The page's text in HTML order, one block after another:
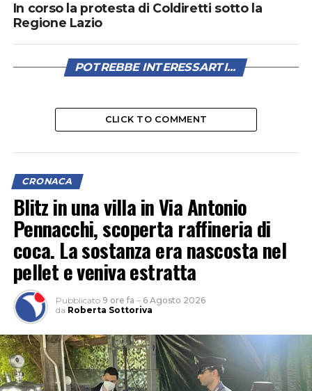
In corso la protesta di Coldiretti sotto la
Regione Lazio
POTREBBE INTERESSARTI...
CLICK TO COMMENT
CRONACA
Blitz in una villa in Via Antonio
Pennacchi, scoperta raffineria di
coca. La sostanza era nascosta nel
pellet e veniva estratta
Pubblicato 9 ore fa – 6 Agosto 2026
da Roberta Sottoriva